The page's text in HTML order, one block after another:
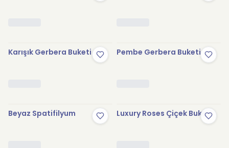
Karışık Gerbera Buketi Pembe Gerbera Buketi
Beyaz Spatifilyum Luxury Roses Çiçek Buketi